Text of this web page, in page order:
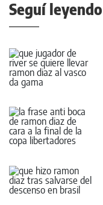
Seguí leyendo